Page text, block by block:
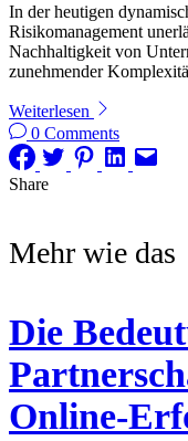
In der heutigen
Risikomanagement
Nachhaltigkeit von
zunehmender
Weiterlesen
0 Comments
Share
Mehr wie das
Die
Online-